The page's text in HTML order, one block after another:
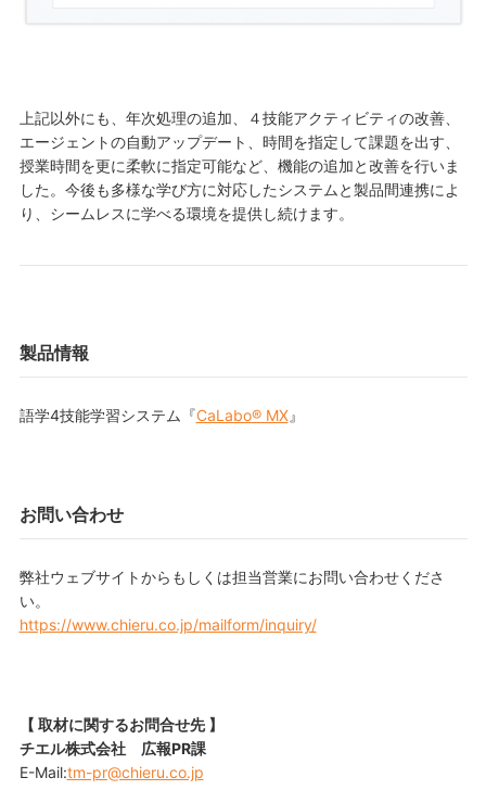
上記以外にも、年次処理の追加、４技能アクティビティの改善、
エージェントの自動アップデート、時間を指定して課題を出す、
授業時間を更に柔軟に指定可能など、機能の追加と改善を行いま
した。今後も多様な学び方に対応したシステムと製品間連携によ
り、シームレスに学べる環境を提供し続けます。
製品情報
語学4技能学習システム『CaLabo® MX』
お問い合わせ
弊社ウェブサイトからもしくは担当営業にお問い合わせくださ
い。
https://www.chieru.co.jp/mailform/inquiry/
【 取材に関するお問合せ先 】
チエル株式会社 広報PR課
E-Mail:tm-pr@chieru.co.jp